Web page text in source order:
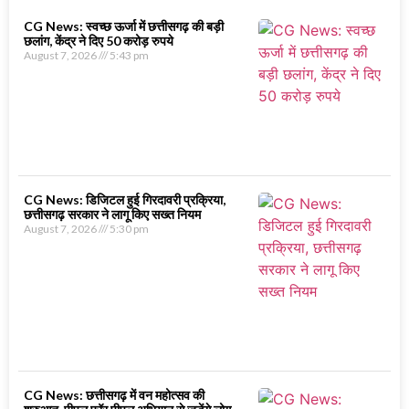
CG News: स्वच्छ ऊर्जा में छत्तीसगढ़ की बड़ी
छलांग, केंद्र ने दिए 50 करोड़ रुपये
August 7, 2026 5:43 pm
CG News: डिजिटल हुई गिरदावरी प्रक्रिया,
छत्तीसगढ़ सरकार ने लागू किए सख्त नियम
August 7, 2026 5:30 pm
CG News: छत्तीसगढ़ में वन महोत्सव की